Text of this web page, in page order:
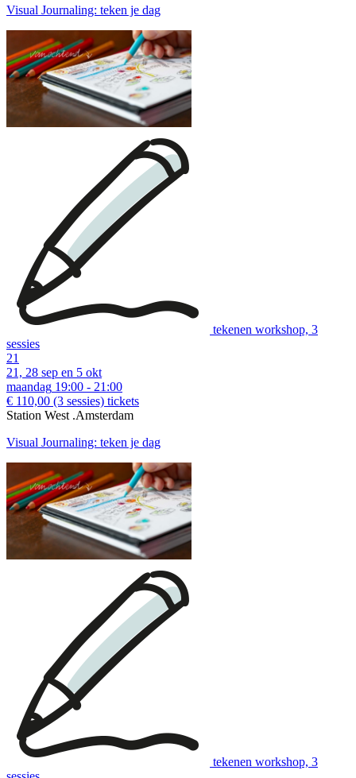
Visual Journaling: teken je dag
tekenen workshop, 3
sessies
21
21, 28 sep en 5 okt
maandag 19:00 - 21:00
€ 110,00 (3 sessies) tickets
Station West .Amsterdam
Visual Journaling: teken je dag
tekenen workshop, 3